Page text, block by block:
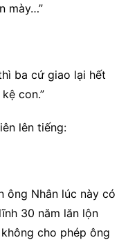
mày…”
ba cứ giao lại hết
con.”
lên tiếng:
ông Nhân lúc này có
30 năm lăn lộn
cho phép ông